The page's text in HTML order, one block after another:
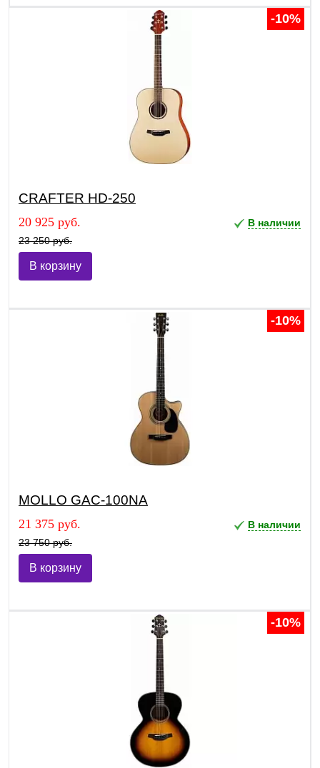
-10%
CRAFTER HD-250
20 925 руб.
23 250 руб.
В наличии
В корзину
-10%
MOLLO GAC-100NA
21 375 руб.
23 750 руб.
В наличии
В корзину
-10%